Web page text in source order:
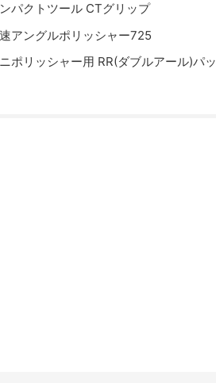
パクトツール CTグリップ
アングルポリッシャー725
ポリッシャー用 RR(ダブルアール)